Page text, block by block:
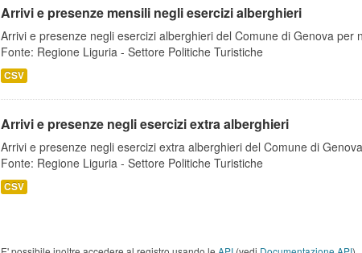
Arrivi e presenze mensili negli esercizi alberghieri
Arrivi e presenze negli esercizi alberghieri del Comune di Genova per
Fonte: Regione Liguria - Settore Politiche Turistiche
CSV
Arrivi e presenze negli esercizi extra alberghieri
Arrivi e presenze negli esercizi extra alberghieri del Comune di
Fonte: Regione Liguria - Settore Politiche Turistiche
CSV